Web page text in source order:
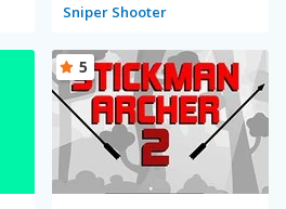
Sniper Shooter
5